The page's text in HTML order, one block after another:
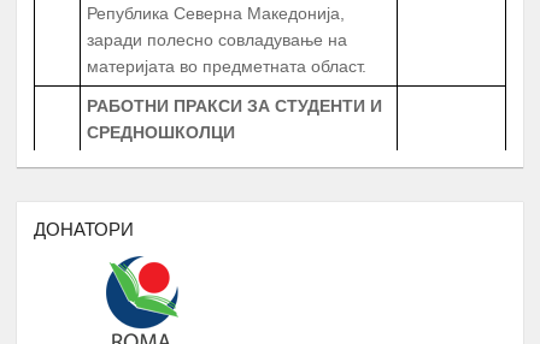
заради полесно совладување на
материјата во предметната област.
РАБОТНИ ПРАКСИЗА СТУДЕНТИ И
СРЕДНОШКОЛЦИ
Број:20 Студенти
Период
Работни пракси во институции, НВО,
приватни фирми и компании
Август
БИБЛИОТЕКА НА РОМАВЕРЗИТАС
ДОНАТОРИ